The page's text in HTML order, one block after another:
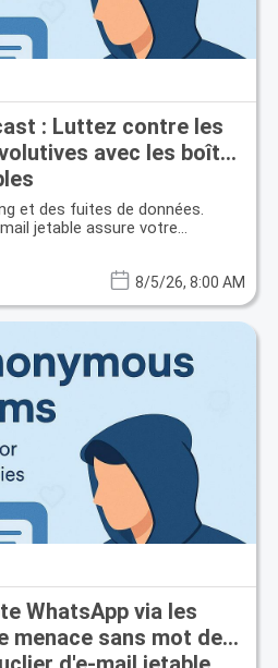
: Luttez contre les
avec les boîtes
et des fuites de données.
jetable assure votre
8/5/26, 8:00 AM
WhatsApp via les
menace sans mot de